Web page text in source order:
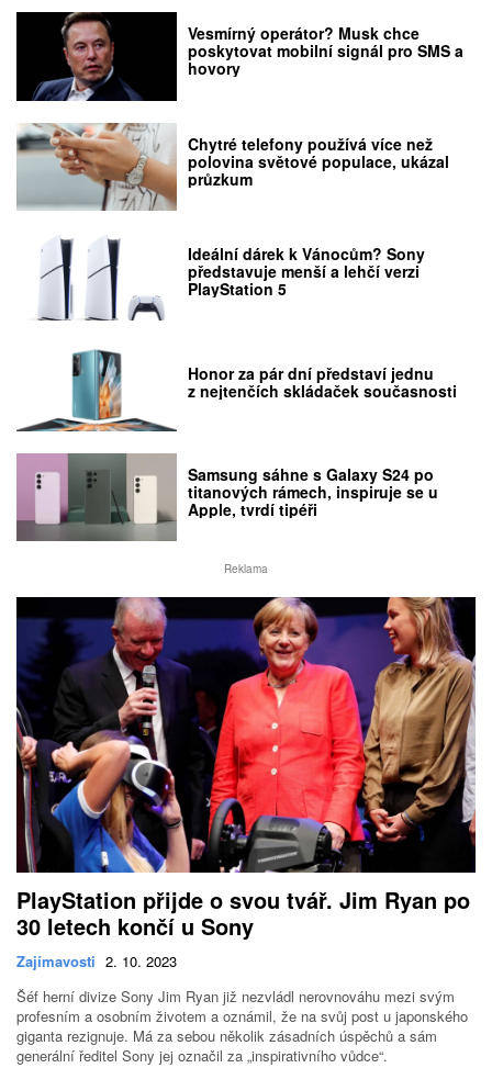
Vesmírný operátor? Musk chce
poskytovat mobilní signál pro SMS a
hovory
Chytré telefony používá více než
polovina světové populace, ukázal
průzkum
Ideální dárek k Vánocům? Sony
představuje menší a lehčí verzi
PlayStation 5
Honor za pár dní představí jednu
z nejtenčích skládaček současnosti
Samsung sáhne s Galaxy S24 po
titanových rámech, inspiruje se u
Apple, tvrdí tipéři
Reklama
PlayStation přijde o svou tvář. Jim Ryan po
30 letech končí u Sony
Zajímavosti 2. 10. 2023
Šéf herní divize Sony Jim Ryan již nezvládl nerovnováhu mezi svým
profesním a osobním životem a oznámil, že na svůj post u japonského
giganta rezignuje. Má za sebou několik zásadních úspěchů a sám
generální ředitel Sony jej označil za „inspirativního vůdce“.